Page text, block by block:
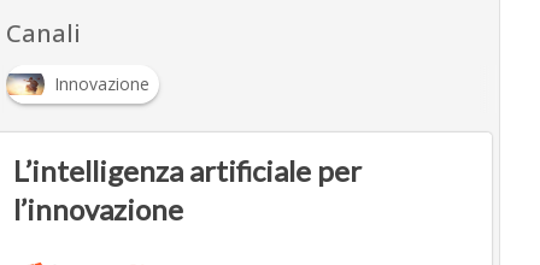
Canali
Innovazione
L’intelligenza artificiale per
l’innovazione